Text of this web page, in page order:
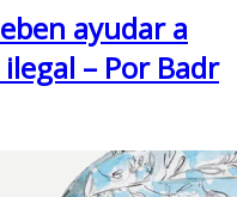
ayudar a
– Por Badr